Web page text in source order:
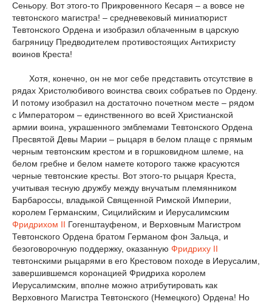
Сеньору. Вот этого-то Прикровенного Кесаря – а вовсе не
тевтонского магистра! – средневековый миниатюрист
Тевтонского Ордена и изобразил облаченным в царскую
багряницу Предводителем противостоящих Антихристу
воинов Креста!
Хотя, конечно, он не мог себе представить отсутствие в
рядах Христолюбивого воинства своих собратьев по Ордену.
И потому изобразил на достаточно почетном месте – рядом
с Императором – единственного во всей Христианской
армии воина, украшенного эмблемами Тевтонского Ордена
Пресвятой Девы Марии – рыцаря в белом плаще с прямым
черным тевтонским крестом и в горшковидном шлеме, на
белом гребне и белом намете которого также красуются
черные тевтонские кресты. Вот этого-то рыцаря Креста,
учитывая тесную дружбу между внучатым племянником
Барбароссы, владыкой Священной Римской Империи,
королем Германским, Сицилийским и Иерусалимским
Фридрихом II Гогенштауфеном, и Верховным Магистром
Тевтонского Ордена братом Германом фон Зальца, и
безоговорочную поддержку, оказанную Фридриху II
тевтонскими рыцарями в его Крестовом походе в Иерусалим,
завершившемся коронацией Фридриха королем
Иерусалимским, вполне можно атрибутировать как
Верховного Магистра Тевтонского (Немецкого) Ордена! Но